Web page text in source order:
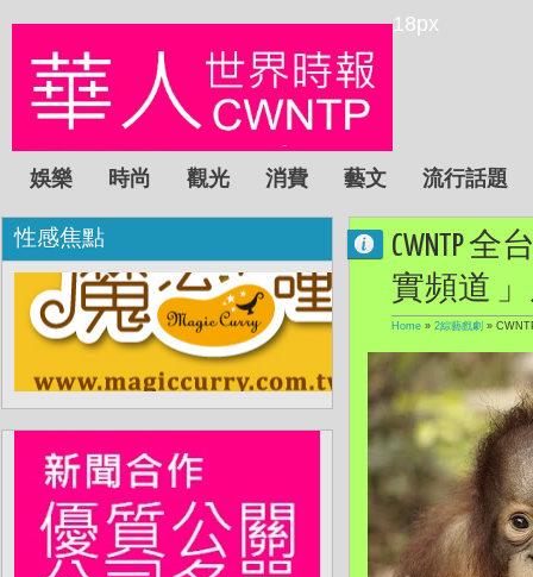
18px
娛樂 時尚 觀光 消費 藝文 流行話題
CWNTP
實頻道
Home » 2綜藝戲劇 »
性感焦點